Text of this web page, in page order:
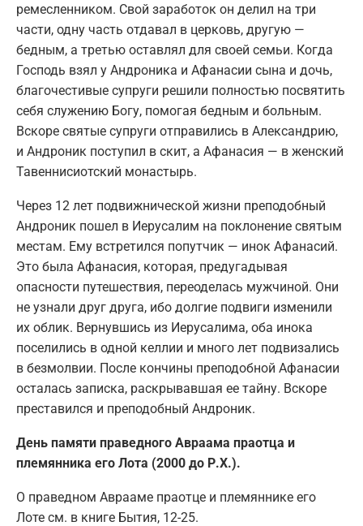
ремесленником. Свой заработок он делил на три
части, одну часть отдавал в церковь, другую —
бедным, а третью оставлял для своей семьи. Когда
Господь взял у Андроника и Афанасии сына и дочь,
благочестивые супруги решили полностью посвятить
себя служению Богу, помогая бедным и больным.
Вскоре святые супруги отправились в Александрию,
и Андроник поступил в скит, а Афанасия — в женский
Тавеннисиотский монастырь.
Через 12 лет подвижнической жизни преподобный
Андроник пошел в Иерусалим на поклонение святым
местам. Ему встретился попутчик — инок Афанасий.
Это была Афанасия, которая, предугадывая
опасности путешествия, переоделась мужчиной. Они
не узнали друг друга, ибо долгие подвиги изменили
их облик. Вернувшись из Иерусалима, оба инока
поселились в одной келлии и много лет подвизались
в безмолвии. После кончины преподобной Афанасии
осталась записка, раскрывавшая ее тайну. Вскоре
преставился и преподобный Андроник.
День памяти праведного Авраама праотца и
племянника его Лота (2000 до Р.Х.).
О праведном Аврааме праотце и племяннике его
Лоте см. в книге Бытия, 12-25.